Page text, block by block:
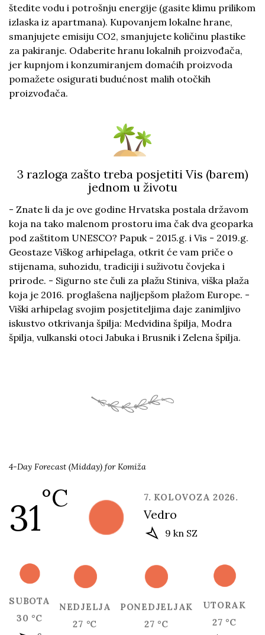
štedite vodu i potrošnju energije (gasite klimu prilikom
izlaska iz apartmana). Kupovanjem lokalne hrane,
smanjujete emisiju CO2, smanjujete količinu plastike
za pakiranje. Odaberite hranu lokalnih proizvođača,
jer kupnjom i konzumiranjem domaćih proizvoda
pomažete osigurati budućnost malih otočkih
proizvođača.
3 razloga zašto treba posjetiti Vis (barem)
jednom u životu
- Znate li da je ove godine Hrvatska postala državom
koja na tako malenom prostoru ima čak dva geoparka
pod zaštitom UNESCO? Papuk - 2015.g. i Vis - 2019.g.
Geostaze Viškog arhipelaga, otkrit će vam priče o
stijenama, suhozidu, tradiciji i suživotu čovjeka i
prirode. - Sigurno ste čuli za plažu Stiniva, viška plaža
koja je 2016. proglašena najljepšom plažom Europe. -
Viški arhipelag svojim posjetiteljima daje zanimljivo
iskustvo otkrivanja špilja: Medvidina špilja, Modra
špilja, vulkanski otoci Jabuka i Brusnik i Zelena špilja.
4-Day Forecast (Midday) for Komiža
31°C 7. KOLOVOZA 2026.
vedro
9 kn SZ
SUBOTA
30 °C
NEDJELJA
27 °C
PONEDJELJAK
27 °C
UTORAK
27 °C